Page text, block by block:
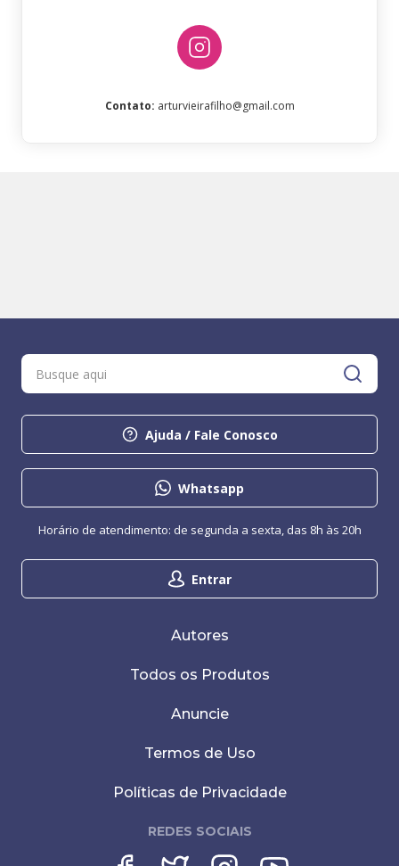
Contato: arturvieirafilho@gmail.com
Ajuda / Fale Conosco
Whatsapp
Entrar
Horário de atendimento: de segunda a sexta, das 8h às 20h
Autores
Todos os Produtos
Anuncie
Termos de Uso
Políticas de Privacidade
REDES SOCIAIS